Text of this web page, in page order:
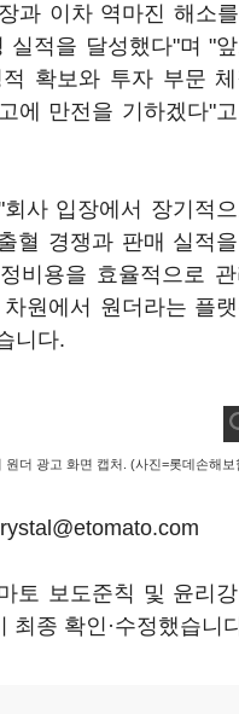
과 이차 역마진 해소
실적을 달성했다"며 "
확보와 투자 부문
에 만전을 기하겠다"고
사 입장에서 장기적
혈 경쟁과 판매 실적
비용을 효율적으로 관
원에서 원더라는 플
니다.
원더 광고 화면 캡처. (사진=롯데손해보
토 보도준칙 및 윤리
최종 확인·수정했습니